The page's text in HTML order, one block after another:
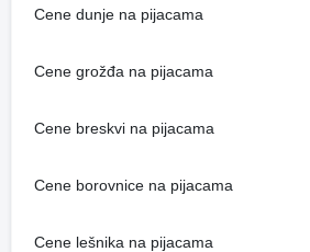
Cene dunje na pijacama
Cene grožđa na pijacama
Cene breskvi na pijacama
Cene borovnice na pijacama
Cene lešnika na pijacama